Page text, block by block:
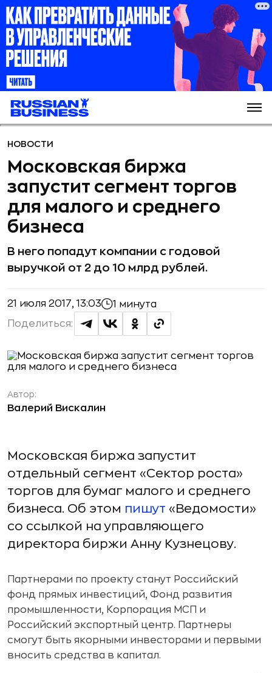
НОВОСТИ
Московская биржа
запустит сегмент торгов
для малого и среднего
бизнеса
В него попадут компании с годовой
выручкой от 2 до 10 млрд рублей.
21 июля 2017, 13:03 1 минута
Поделиться:
Автор:
Валерий Вискалин
Московская биржа запустит
отдельный сегмент «Сектор роста»
торгов для бумаг малого и среднего
бизнеса. Об этом пишут «Ведомости»
со ссылкой на управляющего
директора биржи Анну Кузнецову.
Партнерами по проекту станут Российский
фонд прямых инвестиций, Фонд развития
промышленности, Корпорация МСП и
Российский экспортный центр. Партнеры
смогут быть якорными инвесторами и первыми
вносить средства в капитал.